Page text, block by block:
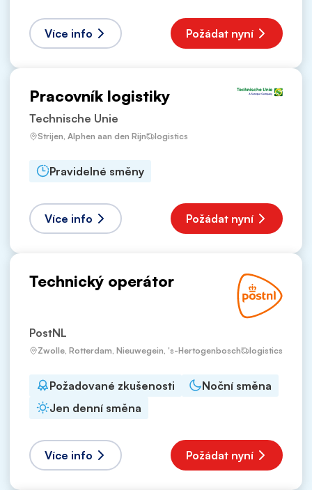
Více info Požádat nyní
Pracovník logistiky
Technische Unie
Strijen, Alphen aan den Rijn logistics
Pravidelné směny
Více info Požádat nyní
Technický operátor
PostNL
Zwolle, Rotterdam, Nieuwegein, 's-Hertogenbosch logistics
Požadované zkušenosti
Noční směna
Jen denní směna
Více info Požádat nyní